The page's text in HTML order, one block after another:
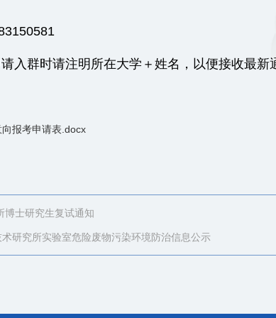
入群时请注明所在大学＋姓名，以便接收最新
报考申请表.docx
博士研究生复试通知
研究所实验室危险废物污染环境防治信息公示